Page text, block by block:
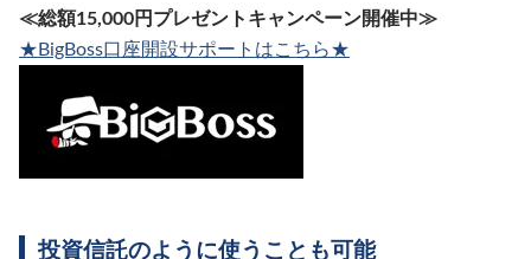
≪総額15,000円プレゼントキャンペーン開催中≫
★BigBoss口座開設サポートはこちら★
投資信託のように使うことも可能